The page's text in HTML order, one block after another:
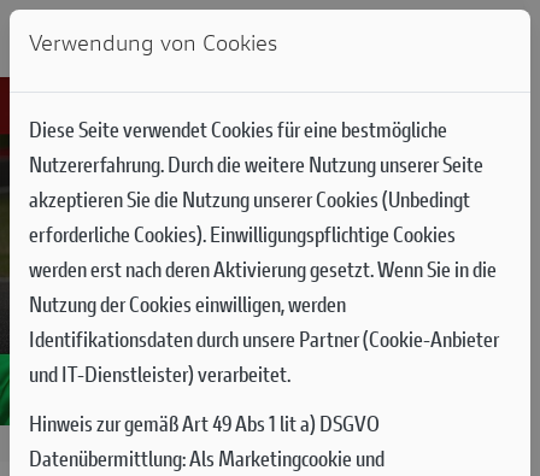
Verwendung von Cookies
Diese Seite verwendet Cookies für eine bestmögliche
Nutzererfahrung. Durch die weitere Nutzung unserer Seite
akzeptieren Sie die Nutzung unserer Cookies (Unbedingt
erforderliche Cookies). Einwilligungspflichtige Cookies
werden erst nach deren Aktivierung gesetzt. Wenn Sie in die
Nutzung der Cookies einwilligen, werden
Identifikationsdaten durch unsere Partner (Cookie-Anbieter
und IT-Dienstleister) verarbeitet.
Hinweis zur gemäß Art 49 Abs 1 lit a) DSGVO
Datenübermittlung:Als Marketingcookie und